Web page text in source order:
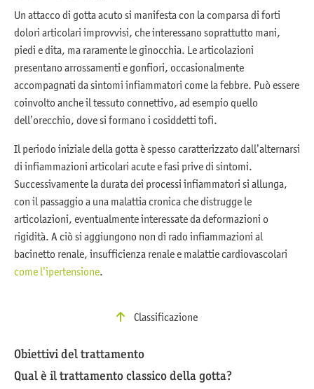
Un attacco di gotta acuto si manifesta con la comparsa di forti
dolori articolari improvvisi, che interessano soprattutto mani,
piedi e dita, ma raramente le ginocchia. Le articolazioni
presentano arrossamenti e gonfiori, occasionalmente
accompagnati da sintomi infiammatori come la febbre. Può essere
coinvolto anche il tessuto connettivo, ad esempio quello
dell’orecchio, dove si formano i cosiddetti tofi.
Il periodo iniziale della gotta è spesso caratterizzato dall’alternarsi
di infiammazioni articolari acute e fasi prive di sintomi.
Successivamente la durata dei processi infiammatori si allunga,
con il passaggio a una malattia cronica che distrugge le
articolazioni, eventualmente interessate da deformazioni o
rigidità. A ciò si aggiungono non di rado infiammazioni al
bacinetto renale, insufficienza renale e malattie cardiovascolari
come l’ipertensione
Classificazione
Obiettivi del trattamento
Qual è il trattamento classico della gotta?